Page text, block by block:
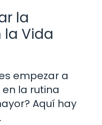
la
la Vida
empezar a
la rutina
Aquí hay